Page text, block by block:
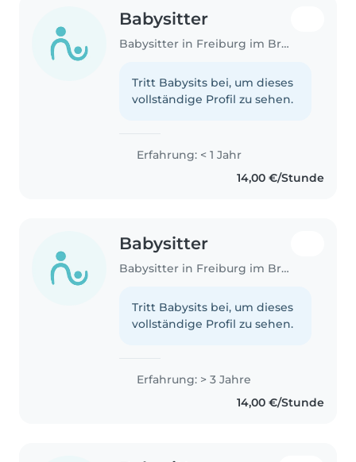
Babysitter
Babysitter in Freiburg im Breisgau
Tritt Babysits bei, um dieses
vollständige Profil zu sehen.
Erfahrung: < 1 Jahr
14,00 €/Stunde
Babysitter
Babysitter in Freiburg im Breisgau
Tritt Babysits bei, um dieses
vollständige Profil zu sehen.
Erfahrung: > 3 Jahre
14,00 €/Stunde